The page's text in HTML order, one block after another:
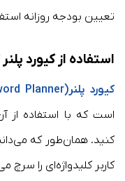
تعیین بودجه روزانه
استفاده از کیورد
کیورد پلنر(Keyword Planner)
است که با استفاده از
کنید. همان‌طور که
کاربر کلیدواژه‌ای را